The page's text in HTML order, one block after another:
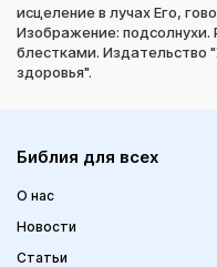
исцеление в лучах Его,
Изображение:
блестками. Издательство
здоровья".
Библия для всех
О нас
Новости
Статьи